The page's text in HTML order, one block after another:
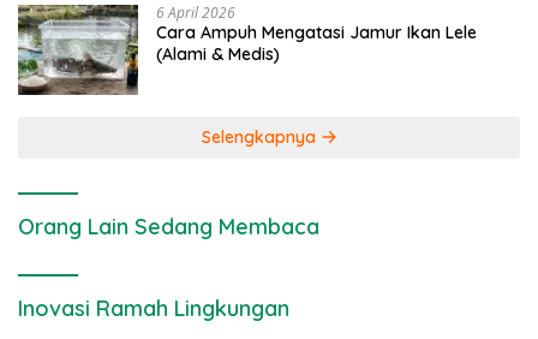
6 April 2026
Cara Ampuh Mengatasi Jamur Ikan Lele
(Alami & Medis)
Selengkapnya
Orang Lain Sedang Membaca
Inovasi Ramah Lingkungan